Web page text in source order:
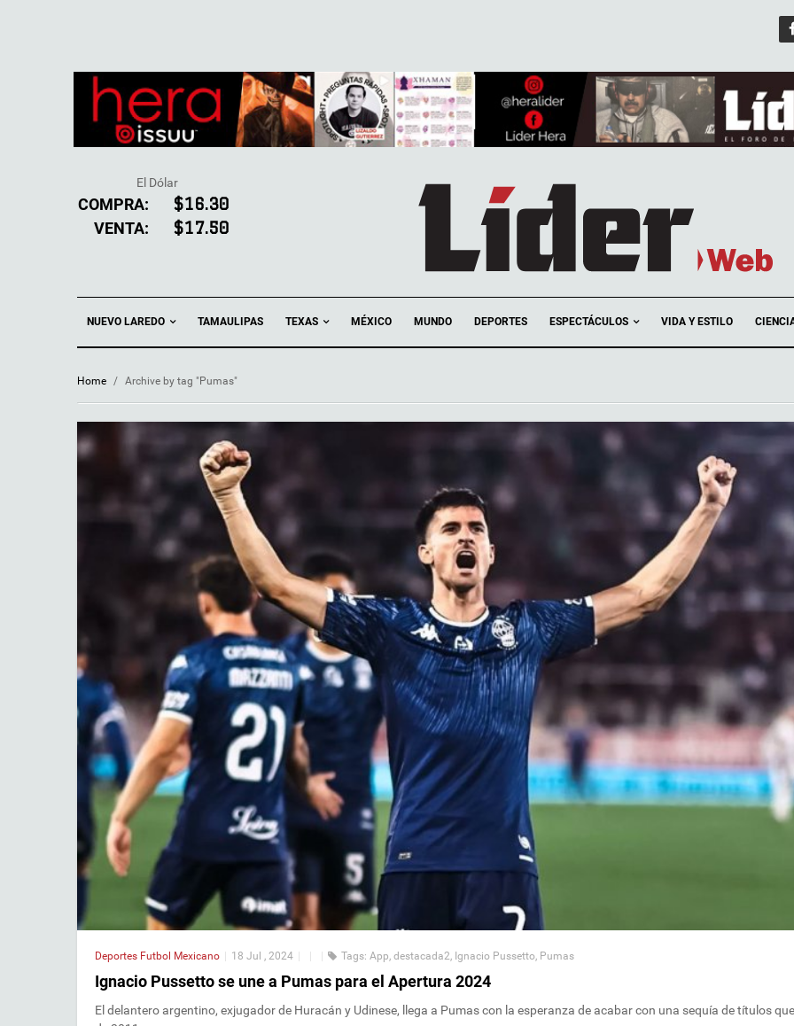
El Dólar
COMPRA: $16.30
VENTA: $17.50
NUEVO LAREDO TAMAULIPAS TEXAS MÉXICO MUNDO DEPORTES ESPECTÁCULOS VIDA Y ESTILO
Home / Archive by tag "Pumas"
Deportes Futbol Mexicano | 18 Jul , 2024 | | | Tags: App destacada2 Ignacio Pussetto Pumas
Ignacio Pussetto se une a Pumas para el Apertura 2024
El delantero argentino, exjugador de Huracán y Udinese, llega a Pumas con la esperanza de acabar con una sequía de títulos